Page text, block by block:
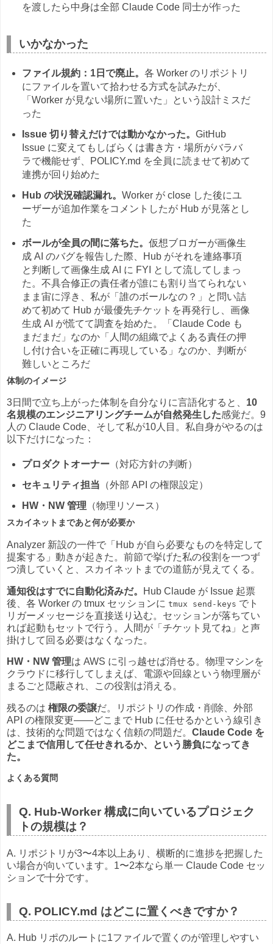
を渡したら中身は全部 Claude Code 同士が作った
いかなかった
ファイル規約：1日で廃止。 各 Worker のリポジトリ
にファイルを置いて拾わせる方式を試みたが、
「Worker が見ない場所に置いた」という設計ミスだ
った
Issue 切り替えだけでは動かなかった。 GitHub
Issue に変えてもしばらくは書き方・場所がバラバ
ラで機能せず、POLICY.md を全員に読ませて初めて
連携が回り始めた
Hub の状況確認漏れ。 Worker が close した後にユ
ーザーが追加作業をコメントしたが Hub が見落とし
た
ボールが全員の間に落ちた。 仮想ブロガーが画像生
成 AI のバグを報告した際、Hub がそれを連絡事項
と判断して画像生成 AI に FYI として流してしまっ
た。不具合修正の責任者が誰にも割り当てられない
まま宙に浮き、私が「誰のボールなの？」と問い詰
めて初めて Hub が最優先チケットを再発行し、画像
生成 AI が慌てて調査を始めた。「Claude Code も
まだまだ」なのか「人間の組織でよくある責任の押
し付け合いを正確に再現している」なのか、判断が
難しいところだ
体制のイメージ
3日間で立ち上がった体制を自分なりに言語化すると、 10
名規模のエンジニアリングチームが自然発生した感覚だ。9
人の Claude Code、そして私が10人目。私自身がやるのは
以下だけになった：
プロダクトオーナー（対応方針の判断）
セキュリティ担当 （外部 API の権限設定）
HW・NW 管理 （物理リソース）
スカイネットまであと何が必要か
Analyzer 新設の一件で「Hub が自ら必要なものを特定して
提案する」動きが起きた。前節で挙げた私の役割を一つず
つ潰していくと、スカイネットまでの道筋が見えてくる。
通知役はすでに自動化済みだ。
Hub Claude が Issue 起票
後、各 Worker の tmux セッションに tmux send-keys でト
リガーメッセージを直接送り込む。セッションが落ちてい
れば起動もセットで行う。人間が「チケット見てね」と声
掛けして回る必要はなくなった。
HW・NW 管理は AWS に引っ越せば消せる。物理マシンを
クラウドに移行してしまえば、電源や回線という物理層が
まるごと隠蔽され、この役割は消える。
残るのは 権限の委譲だ。リポジトリの作成・削除、外部
API の権限変更——どこまで Hub に任せるかという線引き
は、技術的な問題ではなく信頼の問題だ。 Claude Code を
どこまで信用して任せきれるか、という勝負になってき
た。
よくある質問
Q. Hub-Worker 構成に向いているプロジェク
トの規模は？
A. リポジトリが3〜4本以上あり、横断的に進捗を把握した
い場合が向いています。1〜2本なら単一 Claude Code セッ
ションで十分です。
Q. POLICY.md はどこに置くべきですか？
A. Hub リポのルートに1ファイルで置くのが管理しやすい